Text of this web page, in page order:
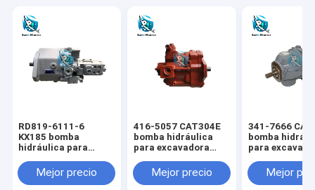
RD819-6111-6
KX185 bomba
hidráulica para
Mejor precio
416-5057 CAT304E
bomba hidráulica
para excavadora
Mejor precio
341-7666
bomba
para
Mejor